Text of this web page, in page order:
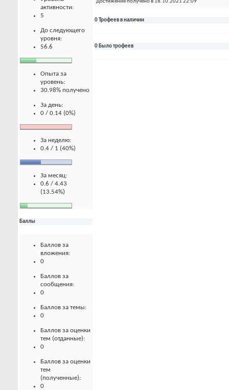
активности:
5
До следующего
уровня:
56.6
Опыта за
уровень:
30.98% получено
За день:
0 / 0.14 (0%)
За неделю:
0.4 / 1 (40%)
За месяц:
0.6 / 4.43
(13.54%)
Баллы
Баллов за
вложения:
0
Баллов за
сообщения:
0
Баллов за темы:
0
Баллов за оценки
тем (отданные):
0
Баллов за оценки
тем
(полученные):
0
Достижение получено в 18.10.2021 22:09
0 Трофеев в наличии
0 Было трофеев